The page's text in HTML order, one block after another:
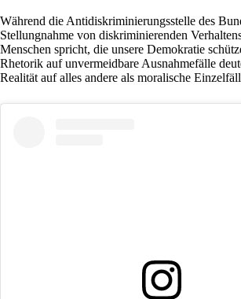
Während die Antidiskriminierungsstelle des
Stellungnahme von diskriminierenden
Menschen spricht, die unsere Demokratie
Rhetorik auf unvermeidbare Ausnahmefälle
Realität auf alles andere als moralische